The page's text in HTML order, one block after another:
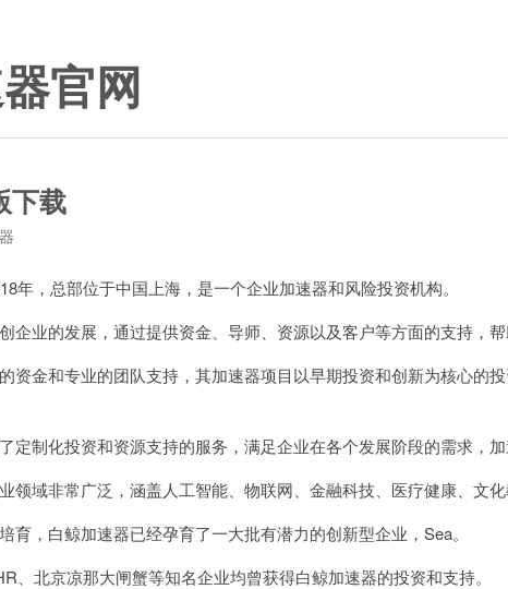
官网
下载
，总部位于中国上海，是一个企业加速器和风险投资机构。
业的发展，通过提供资金、导师、资源以及客户等方面的支持，帮
金和专业的团队支持，其加速器项目以早期投资和创新为核心的
制化投资和资源支持的服务，满足企业在各个发展阶段的需求，加
域非常广泛，涵盖人工智能、物联网、金融科技、医疗健康、文化
，白鲸加速器已经孕育了一大批有潜力的创新型企业，Sea。
北京凉那大闸蟹等知名企业均曾获得白鲸加速器的投资和支持。